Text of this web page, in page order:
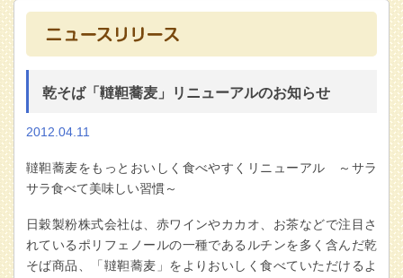
乾そば「韃靼蕎麦」リニューアルのお知らせ
2012.04.11
韃靼蕎麦をもっとおいしく食べやすくリニューアル ～サラ
サラ食べて美味しい習慣～
日穀製粉株式会社は、赤ワインやカカオ、お茶などで注目さ
れているポリフェノールの一種であるルチンを多く含んだ乾
そば商品、「韃靼蕎麦」をよりおいしく食べていただけるよ